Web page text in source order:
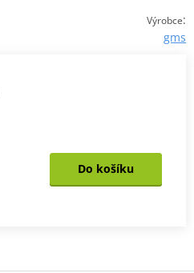
Výrobce:
gms
Do košíku